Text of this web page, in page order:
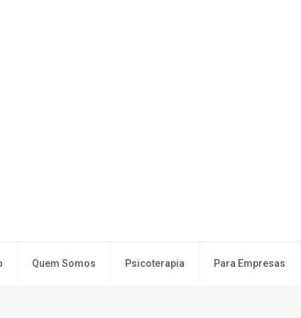
Quem Somos Psicoterapia Para Empresas